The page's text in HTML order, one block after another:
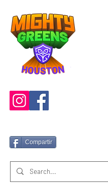
Compartir